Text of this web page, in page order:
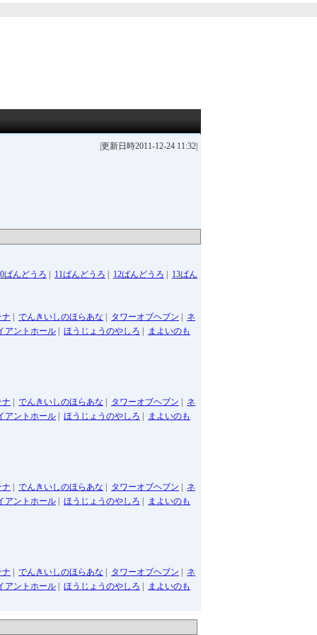
|更新日時2011-12-24 11:32|
ばんどうろ 11ばんどうろ 12ばんどうろ
13ばん
ナ でんきいしのほらあな タワーオブヘブン
ネ
アントホール ほうじょうのやしろ
まよいのも
ナ でんきいしのほらあな タワーオブヘブン
ネ
アントホール ほうじょうのやしろ
まよいのも
ナ でんきいしのほらあな タワーオブヘブン
ネ
アントホール ほうじょうのやしろ
まよいのも
ナ でんきいしのほらあな タワーオブヘブン
ネ
アントホール ほうじょうのやしろ
まよいのも